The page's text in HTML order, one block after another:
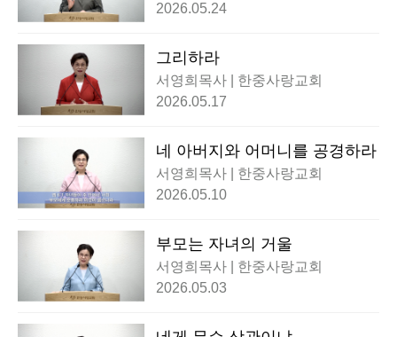
2026.05.24
그리하라
서영희목사 | 한중사랑교회
2026.05.17
네 아버지와 어머니를 공경하라
서영희목사 | 한중사랑교회
2026.05.10
부모는 자녀의 거울
서영희목사 | 한중사랑교회
2026.05.03